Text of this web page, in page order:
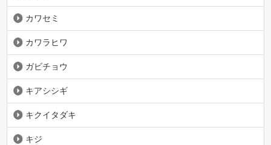
カワセミ
カワラヒワ
ガビチョウ
キアシシギ
キクイタダキ
キジ